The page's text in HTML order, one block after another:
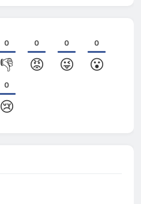
0
👎
0
😡
0
😜
0
😮
0
😢